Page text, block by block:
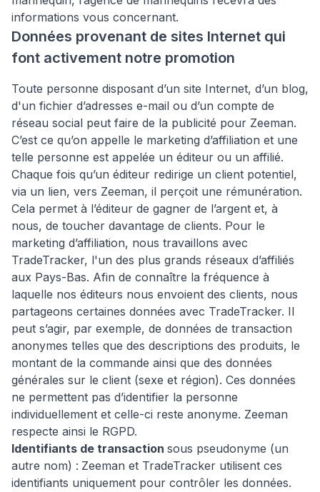
informations vous concernant.
Données provenant de sites Internet qui
font activement notre promotion
Toute personne disposant d’un site Internet, d’un blog,
d'un fichier d’adresses e-mail ou d’un compte de
réseau social peut faire de la publicité pour Zeeman.
C’est ce qu’on appelle le marketing d’affiliation et une
telle personne est appelée un éditeur ou un affilié.
Chaque fois qu’un éditeur redirige un client potentiel,
via un lien, vers Zeeman, il perçoit une rémunération.
Cela permet à l’éditeur de gagner de l’argent et, à
nous, de toucher davantage de clients. Pour le
marketing d’affiliation, nous travaillons avec
TradeTracker, l'un des plus grands réseaux d’affiliés
aux Pays-Bas. Afin de connaître la fréquence à
laquelle nos éditeurs nous envoient des clients, nous
partageons certaines données avec TradeTracker. Il
peut s’agir, par exemple, de données de transaction
anonymes telles que des descriptions des produits, le
montant de la commande ainsi que des données
générales sur le client (sexe et région). Ces données
ne permettent pas d’identifier la personne
individuellement et celle-ci reste anonyme. Zeeman
respecte ainsi le RGPD.
Identifiants de transaction sous pseudonyme (un
autre nom) : Zeeman et TradeTracker utilisent ces
identifiants uniquement pour contrôler les données.